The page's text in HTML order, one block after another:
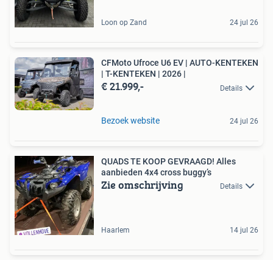
Loon op Zand 24 jul 26
CFMoto Ufroce U6 EV | AUTO-KENTEKEN
| T-KENTEKEN | 2026 |
€ 21.999,- Details
Bezoek website 24 jul 26
QUADS TE KOOP GEVRAAGD! Alles
aanbieden 4x4 cross buggy’s
Zie omschrijving Details
Haarlem 14 jul 26